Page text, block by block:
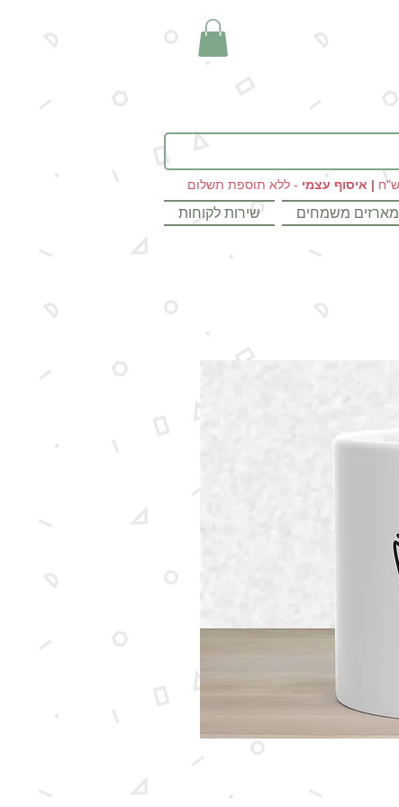
| איסוף עצמי - ללא תוספת תשלום
מארזים משמחים שירות לקוחות